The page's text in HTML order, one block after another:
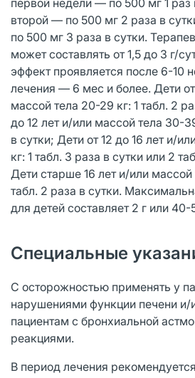
второй — по 500 мг 2 раза в
по 500 мг 3 раза в сутки.
может составлять от 1,5 до 3 г/
эффект проявляется после 6-10
лечения — 6 мес и более. Дети
массой тела 20-29 кг: 1 табл. 2
до 12 лет и/или массой тела 30-
в сутки; Дети от 12 до 16 лет и/
кг: 1 табл. 3 раза в сутки или 2
Дети старше 16 лет и/или массой
табл. 2 раза в сутки.
для детей составляет 2 г или
Специальные
С осторожностью применять у
нарушениями функции печени и/
пациентам с бронхиальной
реакциями.
В период лечения